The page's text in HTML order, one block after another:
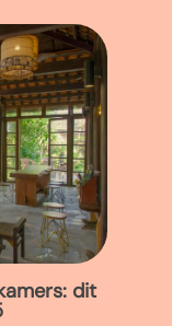
dit